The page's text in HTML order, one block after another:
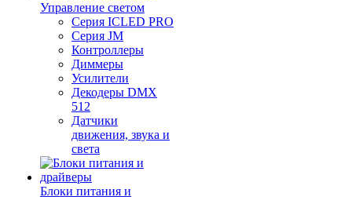
Управление светом
Серия ICLED PRO
Серия JM
Контроллеры
Диммеры
Усилители
Декодеры DMX
512
Датчики
движения, звука и
света
Блоки питания и